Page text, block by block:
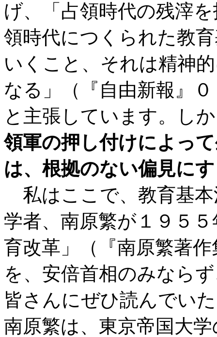
げ、「占領時代の残滓
領時代につくられた教
いくこと、それは精神
なる」（『自由新報』
と主張しています。し
領軍の押し付けによっ
は、根拠のない偏見に
私はここで、教育基
学者、南原繁が１９５
育改革」（『南原繁著
を、安倍首相のみなら
皆さんにぜひ読んでい
南原繁は、東京帝国大